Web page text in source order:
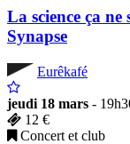
La science ça
Synapse
Eurêkafé
jeudi 18 mars -
12 €
Concert et club